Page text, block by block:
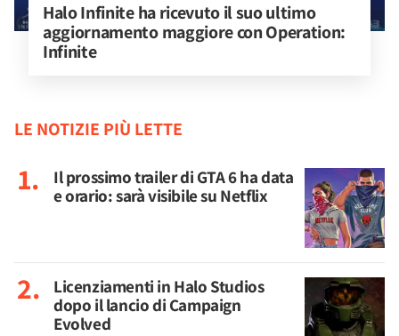
Halo Infinite ha ricevuto il suo ultimo
aggiornamento maggiore con Operation:
Infinite
LE NOTIZIE PIÙ LETTE
Il prossimo trailer di GTA 6 ha data
e orario: sarà visibile su Netflix
Licenziamenti in Halo Studios
dopo il lancio di Campaign
Evolved